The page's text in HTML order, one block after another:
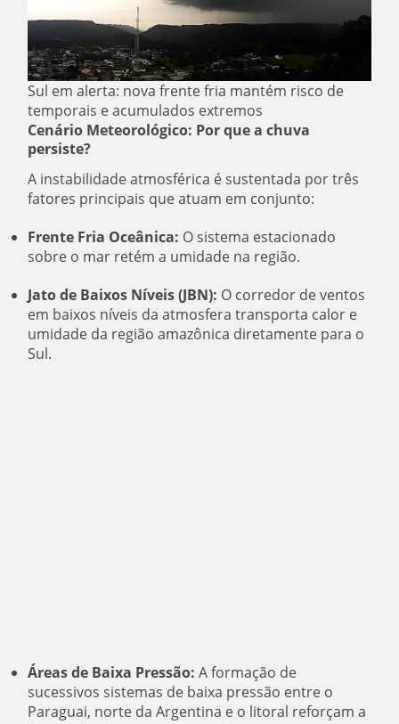
Sul em alerta: nova frente fria mantém risco de
temporais e acumulados extremos
Cenário Meteorológico: Por que a chuva
persiste?
A instabilidade atmosférica é sustentada por três
fatores principais que atuam em conjunto:
Frente Fria Oceânica: O sistema estacionado
sobre o mar retém a umidade na região.
Jato de Baixos Níveis (JBN): O corredor de ventos
em baixos níveis da atmosfera transporta calor e
umidade da região amazônica diretamente para o
Sul.
Áreas de Baixa Pressão: A formação de
sucessivos sistemas de baixa pressão entre o
Paraguai, norte da Argentina e o litoral reforçam a